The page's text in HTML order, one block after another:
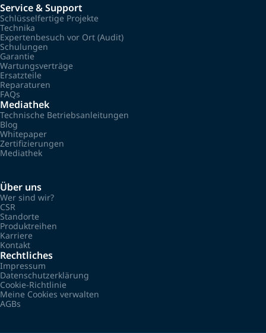
Service & Support
Schlüsselfertige Projekte
Technika
Expertenbesuch vor Ort (Audit)
Schulungen
Garantie
Wartungsverträge
Ersatzteile
Reparaturen
FAQs
Mediathek
Technische Betriebsanleitungen
Blog
Whitepaper
Zertifizierungen
Mediathek
Über uns
Wer sind wir?
CSR
Standorte
Produktreihen
Karriere
Kontakt
Rechtliches
Impressum
Datenschutzerklärung
Cookie-Richtlinie
Meine Cookies verwalten
AGBs